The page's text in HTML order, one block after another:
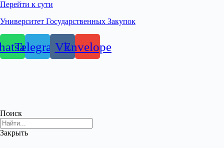
Перейти к сути
Университет Государственных Закупок
TelegramVkEnvelope
Поиск
Закрыть